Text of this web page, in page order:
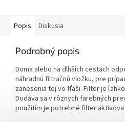
Popis Diskusia
Podrobný popis
Doma alebo na dlhších cestách
náhradnú filtračnú vložku, pre
zanesenia tej vo fľaši. Filter je
Dodáva sa v rôznych farebných
použitím je potrebné filter